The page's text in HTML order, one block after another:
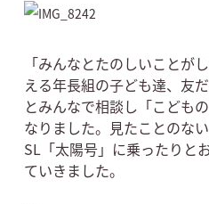
「みんなとたのしいことが
える年長組の子ども達、友
とみんなで相談し「こども
なりました。見たことのな
SL「太陽号」に乗ったりと
ていきました。